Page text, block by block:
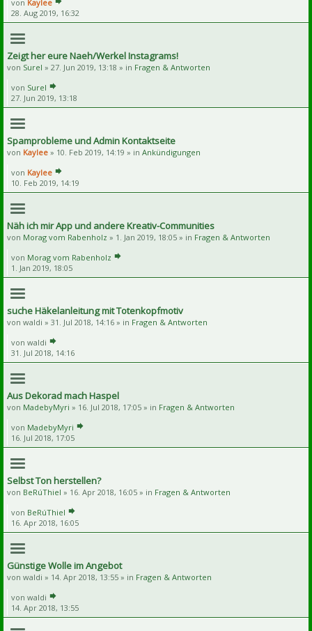
von Kaylee
28. Aug 2019, 16:32
Zeigt her eure Naeh/Werkel Instagrams!
von Surel » 27. Jun 2019, 13:18 » in Fragen & Antworten
von Surel
27. Jun 2019, 13:18
Spamprobleme und Admin Kontaktseite
von Kaylee » 10. Feb 2019, 14:19 » in Ankündigungen
von Kaylee
10. Feb 2019, 14:19
Näh ich mir App und andere Kreativ-Communities
von Morag vom Rabenholz » 1. Jan 2019, 18:05 » in Fragen & Antworten
von Morag vom Rabenholz
1. Jan 2019, 18:05
suche Häkelanleitung mit Totenkopfmotiv
von waldi » 31. Jul 2018, 14:16 » in Fragen & Antworten
von waldi
31. Jul 2018, 14:16
Aus Dekorad mach Haspel
von MadebyMyri » 16. Jul 2018, 17:05 » in Fragen & Antworten
von MadebyMyri
16. Jul 2018, 17:05
Selbst Ton herstellen?
von BeRúThiel » 16. Apr 2018, 16:05 » in Fragen & Antworten
von BeRúThiel
16. Apr 2018, 16:05
Günstige Wolle im Angebot
von waldi » 14. Apr 2018, 13:55 » in Fragen & Antworten
von waldi
14. Apr 2018, 13:55